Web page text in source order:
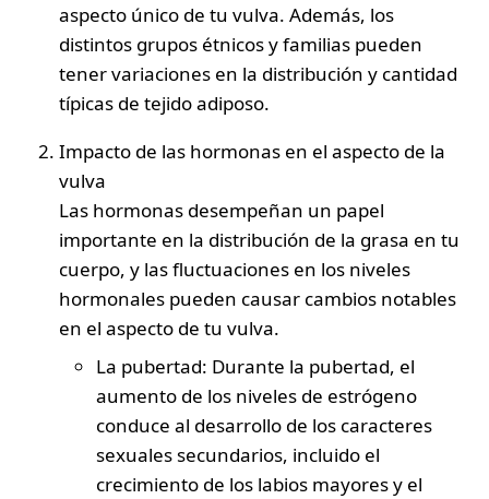
aspecto único de tu vulva. Además, los
distintos grupos étnicos y familias pueden
tener variaciones en la distribución y cantidad
típicas de tejido adiposo.
Impacto de las hormonas en el aspecto de la
vulva
Las hormonas desempeñan un papel
importante en la distribución de la grasa en tu
cuerpo, y las fluctuaciones en los niveles
hormonales pueden causar cambios notables
en el aspecto de tu vulva.
La pubertad: Durante la pubertad, el
aumento de los niveles de estrógeno
conduce al desarrollo de los caracteres
sexuales secundarios, incluido el
crecimiento de los labios mayores y el